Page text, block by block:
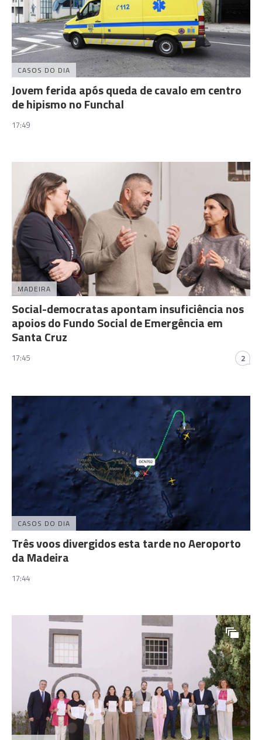
CASOS DO DIA
Jovem ferida após queda de cavalo em centro
de hipismo no Funchal
17:49
MADEIRA
Social-democratas apontam insuficiência nos
apoios do Fundo Social de Emergência em
Santa Cruz
17:45 2
CASOS DO DIA
Três voos divergidos esta tarde no Aeroporto
da Madeira
17:44